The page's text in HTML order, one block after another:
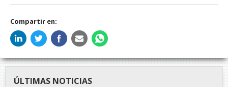
Compartir en:
ÚLTIMAS NOTICIAS